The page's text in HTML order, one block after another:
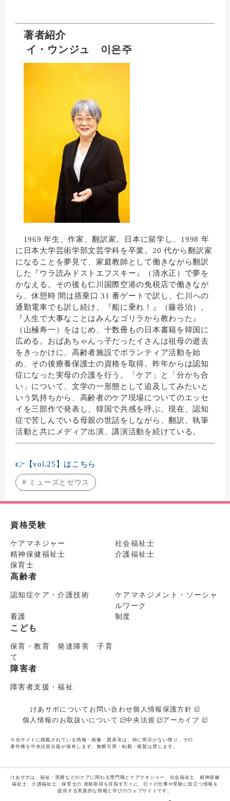
著者紹介
イ・ウンジュ
이은주
1969 年生、作家、翻訳家。日本に留学し、1998 年
に日本大学芸術学部文芸学科を卒業。20 代から翻訳家
になることを夢見て、家庭教師として働きながら翻訳
した『ウラ読みドストエフスキー』（清水正）で夢を
かなえる。その後も仁川国際空港の免税店で働きなが
ら、休憩時 間は搭乗口 31 番ゲートで訳し、仁川への
通勤電車でも訳し続け、『船に乗れ！』（藤谷治）、
『人生で大事なことはみんなゴリラから教わった』
（山極寿一）をはじめ、十数冊もの日本書籍を韓国に
広める。おばあちゃんっ子だったイさんは祖母の逝去
をきっかけに、高齢者施設でボランティア活動を始
め、その後療養保護士の資格を取得。昨年からは認知
症になった実母の介護を行う。「ケア」と「分かち合
い」について、文学の一形態として追及してみたいと
いう気持ちから、高齢者のケア現場についてのエッセ
イを三部作で発表し、韓国で共感を呼ぶ。現在、認知
症で苦しんでいる母親の世話をしながら、翻訳、執筆
活動と共にメディア出演、講演活動を続けている。
👉【vol.25】はこちら
# ミューズとゼウス
資格受験
ケアマネジャー
社会福祉士
精神保健福祉士
介護福祉士
保育士
高齢者
認知症ケア・介護技術
ケアマネジメント・ソーシャ
ルワーク
看護
制度
こども
保育・教育 発達障害 子育
て
障害者
障害者支援・福祉
けあサポについて お問い合わせ個人情報保護方針
個人情報のお取扱いについて
中央法規 アーカイブ
※当サイトに掲載されている情報・画像・図表等は、特に明示がない限り、その
著作権を中央法規出版が保有します。無断引用・転載・複製は禁じます。
けあサポは、福祉・医療などのケアに関わる専門職とケアマネジャー、社会福祉士、精神保健
福祉士、介護福祉士、保育士の 資格取得を目指す方々に、日々の仕事や受験に役立つ情報を
提供する実践的な情報と学びのウェブサイトです。